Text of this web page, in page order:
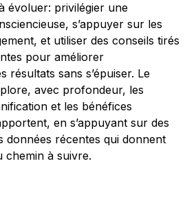
évoluer: privilégier une
s’appuyer sur les
et utiliser des conseils tirés
pour améliorer
résultats sans s’épuiser. Le
avec profondeur, les
et les bénéfices
en s’appuyant sur des
données récentes qui donnent
chemin à suivre.